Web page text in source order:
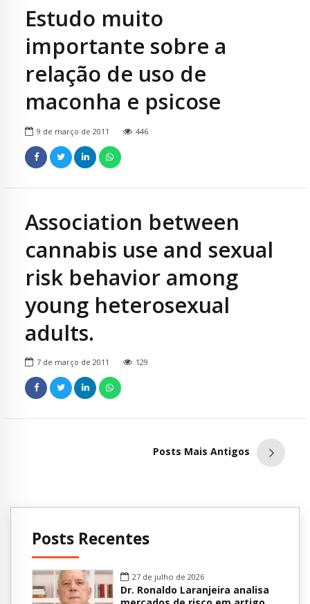
Estudo muito
importante sobre a
relação de uso de
maconha e psicose
9 de março de 2011 446
Association between
cannabis use and sexual
risk behavior among
young heterosexual
adults.
7 de março de 2011 129
Posts Mais Antigos
Posts Recentes
27 de julho de 2026
Dr. Ronaldo Laranjeira analisa